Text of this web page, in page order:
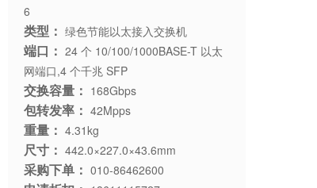
6
类型： 绿色节能以太接入交换机
端口： 24 个 10/100/1000BASE-T 以太
网端口,4 个千兆 SFP
交换容量： 168Gbps
包转发率： 42Mpps
重量： 4.31kg
尺寸： 442.0×227.0×43.6mm
采购下单： 010-86462600